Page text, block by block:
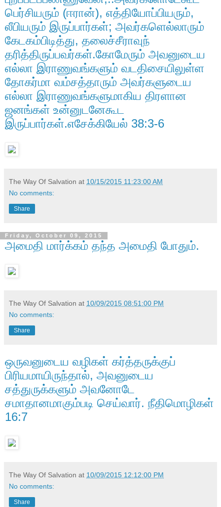
பெர்சியரும் (ஈரான்), எத்தியோப்பியரும்,
லீபியரும் இருப்பார்கள்; அவர்களெல்லாரும்
கேடகம்பிடித்து, தலைச்சீராவுந்
தரித்திருப்பவர்கள்.கோமேரும் அவனுடைய
எல்லா இராணுவங்களும் வடதிசையிலுள்ள
தோகர்மா வம்சத்தாரும் அவர்களுடைய
எல்லா இராணுவங்களுமாகிய திரளான
ஜனங்கள் உன்னுடனேகூட
இருப்பார்கள்.எசேக்கியேல் 38:3-6
The Way Of Salvation at 10/15/2015 11:23:00 AM
No comments:
Share
Friday, October 09, 2015
அமைதி மார்க்கம் தந்த அமைதி போதும்.
The Way Of Salvation at 10/09/2015 08:51:00 PM
No comments:
Share
ஒருவனுடைய வழிகள் கர்த்தருக்குப்
பிரியமாயிருந்தால், அவனுடைய
சத்துருக்களும் அவனோடே
சமாதானமாகும்படி செய்வார். நீதிமொழிகள்
16:7
The Way Of Salvation at 10/09/2015 12:12:00 PM
No comments:
Share